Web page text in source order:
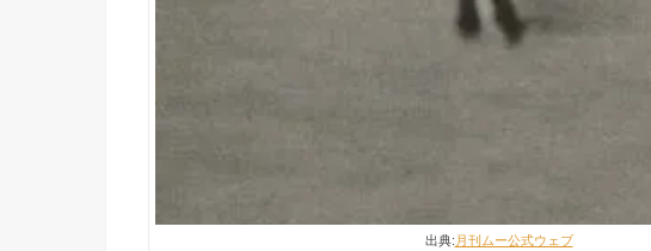
出典: 月刊ムー公式ウェブ